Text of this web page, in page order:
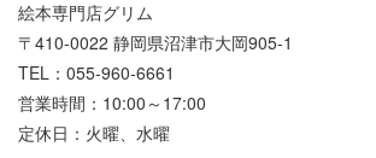
絵本専門店グリム
〒410-0022 静岡県沼津市大岡905-1
TEL：055-960-6661
営業時間：10:00～17:00
定休日：火曜、水曜